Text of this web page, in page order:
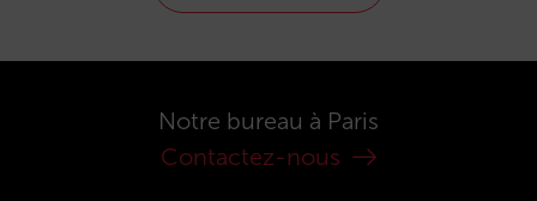
Notre bureau à Paris
Contactez-nous